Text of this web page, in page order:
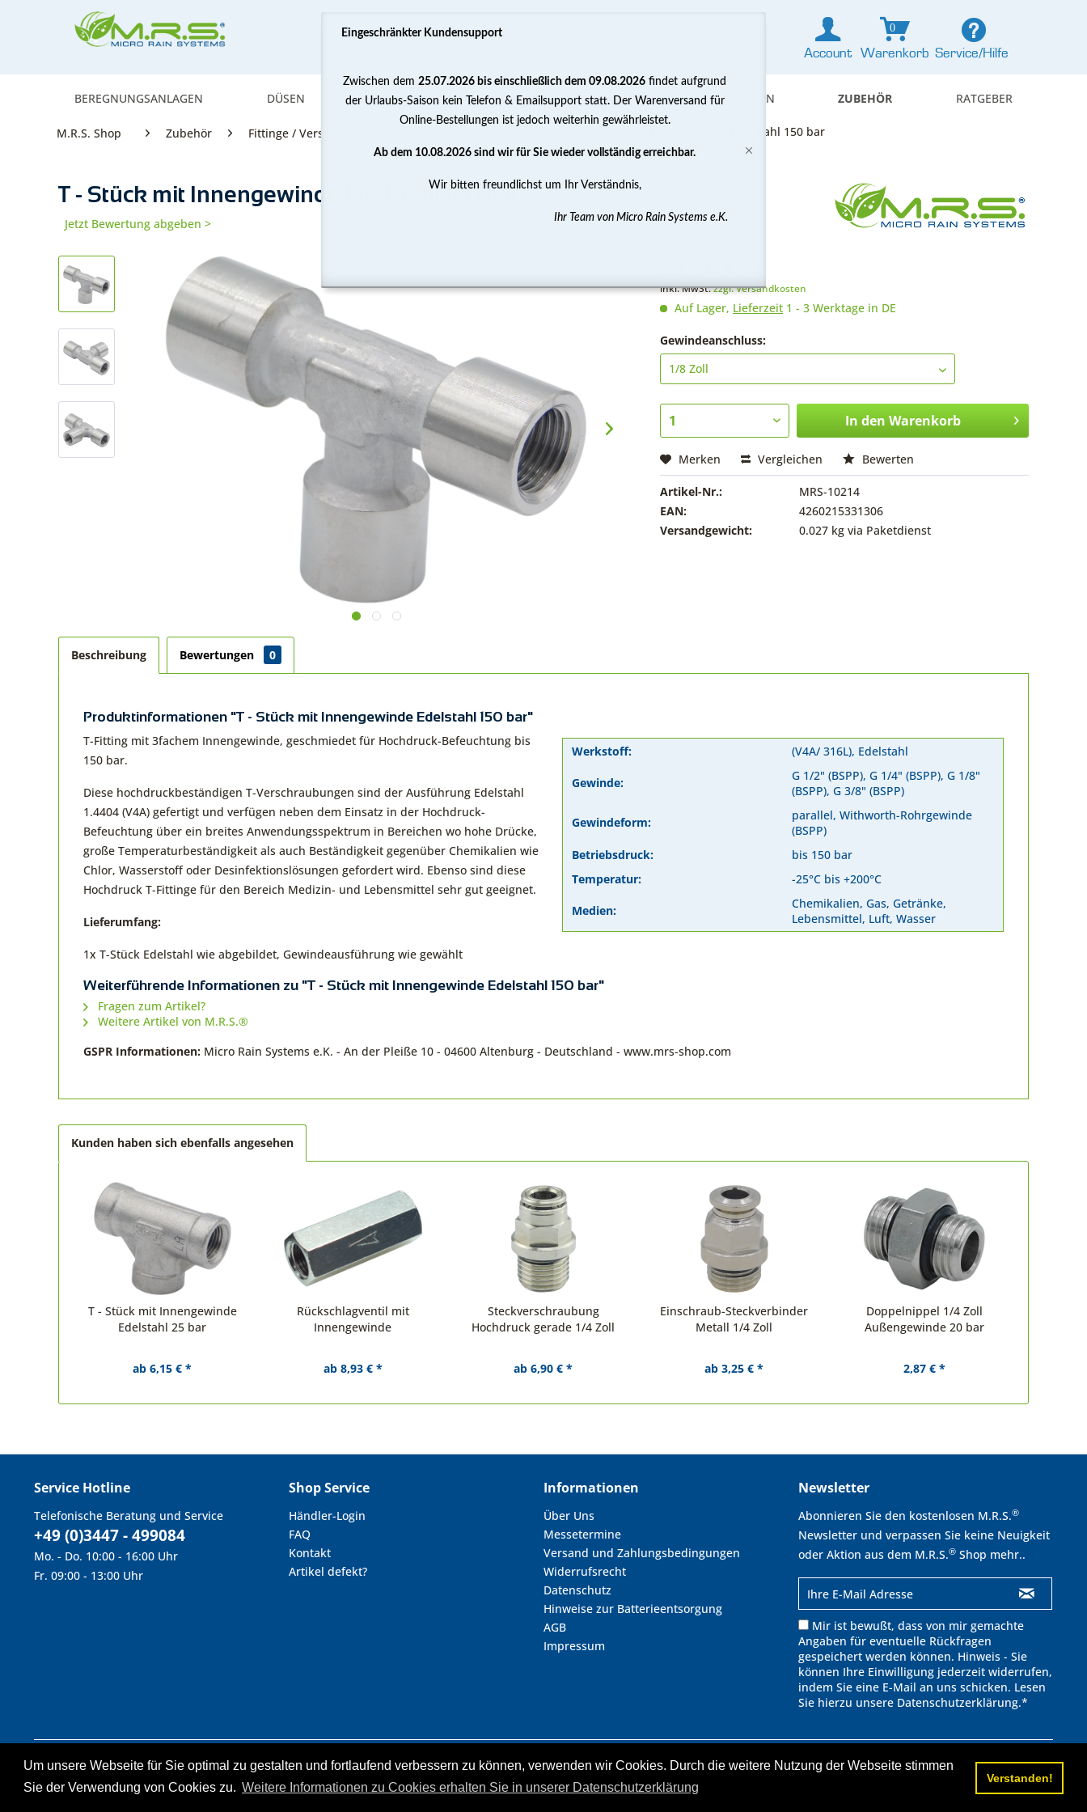
Um unsere Webseite für Sie optimal zu gestalten und fortlaufend verbessern zu können, verwenden wir Cookies. Durch die weitere Nutzung der Webseite stimmen
Sie der Verwendung von Cookies zu. Weitere Informationen zu Cookies erhalten Sie in unserer Datenschutzerklärung
Verstanden!
Service/Hilfe
Account
0
Warenkorb
BEREGNUNGSANLAGEN DÜSEN PUMPEN WASSERAUFBEREITUNG MESSEN & REGELN ZUBEHÖR RATGEBER
M.R.S. Shop Zubehör Fittinge / Verschraubungen T - Stück mit Innengewinde Edelstahl 150 bar
T - Stück mit Innengewinde Edelstahl 150 bar
Jetzt Bewertung abgeben >
inkl. MwSt.zzgl. Versandkosten
Auf Lager, Lieferzeit 1 - 3 Werktage in DE
Gewindeanschluss:
In den Warenkorb
Merken Vergleichen Bewerten
Artikel-Nr.:
MRS-10214
EAN:
4260215331306
Versandgewicht:
0.027 kg via Paketdienst
Beschreibung Bewertungen 0
Produktinformationen "T - Stück mit Innengewinde Edelstahl 150 bar"
Werkstoff: (V4A/ 316L), Edelstahl
Gewinde:
G 1/2" (BSPP), G 1/4" (BSPP), G 1/8"
(BSPP), G 3/8" (BSPP)
Gewindeform:
parallel, Withworth-Rohrgewinde
(BSPP)
Betriebsdruck:
bis 150 bar
Temperatur:
-25°C bis +200°C
Medien:
Chemikalien, Gas, Getränke,
Lebensmittel, Luft, Wasser
T-Fitting mit 3fachem Innengewinde, geschmiedet für Hochdruck-Befeuchtung bis
150 bar.
Diese hochdruckbeständigen T-Verschraubungen sind der Ausführung Edelstahl
1.4404 (V4A) gefertigt und verfügen neben dem Einsatz in der Hochdruck-
Befeuchtung über ein breites Anwendungsspektrum in Bereichen wo hohe Drücke,
große Temperaturbeständigkeit als auch Beständigkeit gegenüber Chemikalien wie
Chlor, Wasserstoff oder Desinfektionslösungen gefordert wird. Ebenso sind diese
Hochdruck T-Fittinge für den Bereich Medizin- und Lebensmittel sehr gut geeignet.
Lieferumfang:
1x T-Stück Edelstahl wie abgebildet, Gewindeausführung wie gewählt
Weiterführende Informationen zu "T - Stück mit Innengewinde Edelstahl 150 bar"
Fragen zum Artikel?
Weitere Artikel von M.R.S.®
GSPR Informationen: Micro Rain Systems e.K. - An der Pleiße 10 - 04600 Altenburg - Deutschland - www.mrs-shop.com
Kunden haben sich ebenfalls angesehen
T - Stück mit Innengewinde
Edelstahl 25 bar
ab 6,15 € *
Rückschlagventil mit
Innengewinde
ab 8,93 € *
Steckverschraubung
Hochdruck gerade 1/4 Zoll
ab 6,90 € *
Einschraub-Steckverbinder
Metall 1/4 Zoll
ab 3,25 € *
Doppelnippel 1/4 Zoll
Außengewinde 20 bar
2,87 € *
Service Hotline
Telefonische Beratung und Service
+49 (0)3447 - 499084
Mo. - Do. 10:00 - 16:00 Uhr
Fr. 09:00 - 13:00 Uhr
Shop Service
Händler-Login
FAQ
Kontakt
Artikel defekt?
Informationen
Über Uns
Messetermine
Versand und Zahlungsbedingungen
Widerrufsrecht
Datenschutz
Hinweise zur Batterieentsorgung
AGB
Impressum
Newsletter
Abonnieren Sie den kostenlosen M.R.S.®
Newsletter und verpassen Sie keine Neuigkeit
oder Aktion aus dem M.R.S.® Shop mehr..
Mir ist bewußt, dass von mir gemachte
Angaben für eventuelle Rückfragen
gespeichert werden können. Hinweis - Sie
können Ihre Einwilligung jederzeit widerrufen,
indem Sie eine E-Mail an uns schicken. Lesen
Sie hierzu unsere Datenschutzerklärung.*
* Alle Preise inkl. gesetzl. Mehrwertsteuer zzgl.Versandkostenund ggf. Nachnahmegebühren, wenn nicht anders beschrieben.
Statt- und durchgestrichene Preisangaben beziehen sich auf unseren vorherigen Verkaufspreis.
∧
Eingeschränkter Kundensupport
Zwischen dem 25.07.2026 bis einschließlich dem 09.08.2026 findet aufgrund
der Urlaubs-Saison kein Telefon & Emailsupport statt. Der Warenversand für
Online-Bestellungen ist jedoch weiterhin gewährleistet.
Ab dem 10.08.2026 sind wir für Sie wieder vollständig erreichbar.
Wir bitten freundlichst um Ihr Verständnis,
Ihr Team von Micro Rain Systems e.K.